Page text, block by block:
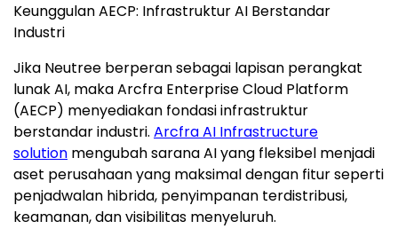
Keunggulan AECP: Infrastruktur AI Berstandar
Industri
Jika Neutree berperan sebagai lapisan perangkat
lunak AI, maka Arcfra Enterprise Cloud Platform
(AECP) menyediakan fondasi infrastruktur
berstandar industri. Arcfra AI Infrastructure
solution mengubah sarana AI yang fleksibel menjadi
aset perusahaan yang maksimal dengan fitur seperti
penjadwalan hibrida, penyimpanan terdistribusi,
keamanan, dan visibilitas menyeluruh.